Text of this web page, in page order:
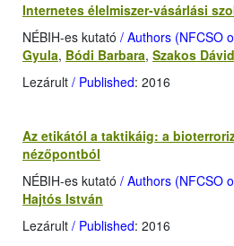
Internetes élelmiszer-vásárlási
NÉBIH-es kutató / Authors (NFCSO
Gyula, Bódi Barbara, Szakos Dávid
Lezárult / Published: 2016
Az etikától a taktikáig: a
nézőpontból
NÉBIH-es kutató / Authors (NFCSO
Hajtós István
Lezárult / Published: 2016